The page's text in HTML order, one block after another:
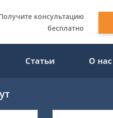
консультацию
бесплатно
Статьи О нас